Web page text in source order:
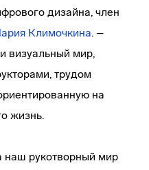
дизайна, член
Климочкина. –
визуальный мир,
трудом
на
жизнь.
наш рукотворный мир